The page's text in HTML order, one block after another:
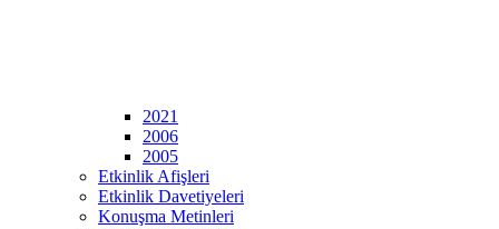
2021
2006
2005
Etkinlik Afişleri
Etkinlik Davetiyeleri
Konuşma Metinleri